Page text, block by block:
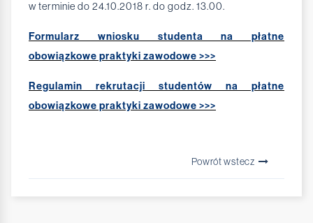
w terminie do 24.10.2018 r. do godz. 13.00.
Formularz wniosku studenta na płatne
obowiązkowe praktyki zawodowe >>>
Regulamin rekrutacji studentów na płatne
obowiązkowe praktyki zawodowe >>>
Powrót wstecz